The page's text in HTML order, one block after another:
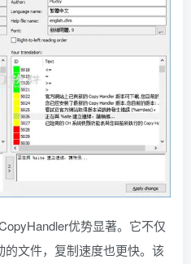
优势显著。它不仅
文件，复制速度也更快。该